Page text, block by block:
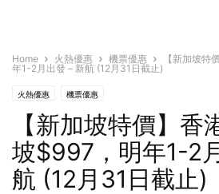
Home 火熱優惠 機票優惠
【新加坡特
年1-2月出發 – 新航 (12月31日截止)
火熱優惠 機票優惠
【新加坡特價】香
坡$997，明年1-2
航 (12月31日截止)